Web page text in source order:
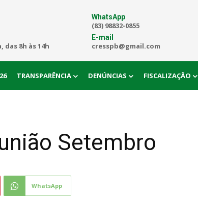
8h às 14h
WhatsApp
(83) 98832-0855
E-mail
cresspb@gmail.com
TRANSPARÊNCIA DENÚNCIAS FISCALIZAÇÃO
Setembro
WhatsApp